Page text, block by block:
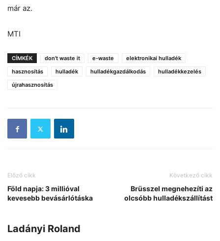
már az.
MTI
CÍMKÉK don't waste it e-waste
elektronikai hulladék
hasznosítás
hulladék hulladékgazdálkodás
hulladékkezelés
újrahasznosítás
Előző cikk
Föld napja: 3 millióval
kevesebb bevásárlótáska
Következő cikk
Brüsszel megnehezíti az
olcsóbb hulladékszállítást
Ladányi Roland